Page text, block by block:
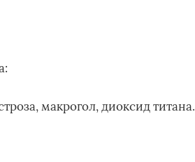
макрогол, диоксид титана.